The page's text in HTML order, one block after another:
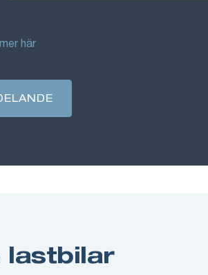
här
lastbilar